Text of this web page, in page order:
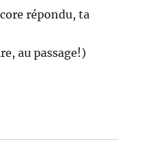
répondu, ta
au passage!)